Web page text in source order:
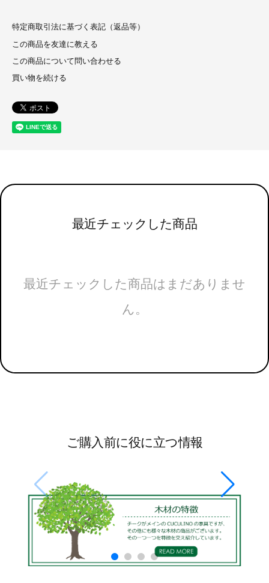
特定商取引法に基づく表記（返品等）
この商品を友達に教える
この商品について問い合わせる
買い物を続ける
最近チェックした商品
最近チェックした商品はまだありませ
ん。
ご購入前に役に立つ情報